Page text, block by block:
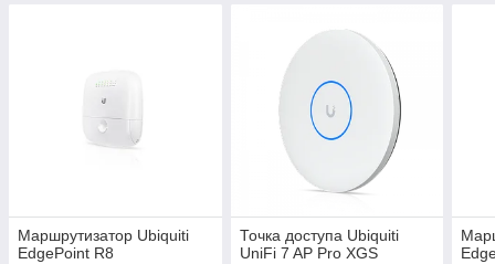
Маршрутизатор Ubiquiti
EdgePoint R8
Точка доступа Ubiquiti
UniFi 7 AP Pro XGS